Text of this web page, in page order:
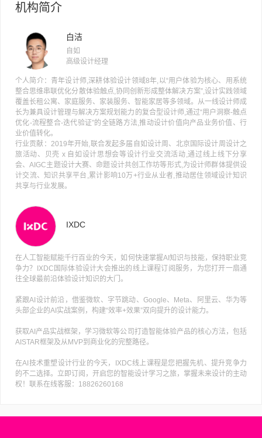
机构简介
白洁
自如
高级设计经理
个人简介：青年设计师,深耕体验设计领域8年,以“用户体验为核心、用系统
整合思维串联优化分散体验触点,协同创新形成整体解决方案”,设计实践领域
覆盖长租公寓、家庭服务、家装服务、智能家居等多领域。从一线设计师成
长为兼具设计管理与解决方案规划能力的复合型设计师,通过“用户洞察-触点
优化-流程整合-迭代验证”的全链路方法,推动设计价值向产品业务价值、行
业价值转化。
行业贡献：2019年开始,联合发起多届自如设计周、北京国际设计周设计之
旅活动、贝壳 x 自如设计思想会等设计行业交流活动,通过线上线下分享
会、AIGC主题设计大赛、命题设计共创工作坊等形式,为设计师群体提供设
计交流、知识共享平台,累计影响10万+行业从业者,推动居住领域设计知识
共享与行业发展。
IXDC
在人工智能赋能千行百业的今天，如何快速掌握AI知识与技能，保持职业竞
争力？IXDC国际体验设计大会推出的线上课程订阅服务，为您打开一扇通
往全球最前沿体验设计知识的大门。
紧跟AI设计前沿，借鉴微软、字节跳动、Google、Meta、阿里云、华为等
头部企业的AI实战案例，构建“效率+效果”双向提升的设计能力。
获取AI产品实战框架，学习微软等公司打造智能体验产品的核心方法，包括
AISTAR框架及从MVP到商业化的完整路径。
在AI技术重塑设计行业的今天，IXDC线上课程是您把握先机、提升竞争力
的不二选择。立即订阅，开启您的智能设计学习之旅，掌握未来设计的主动
权！联系在线客服：18826260168